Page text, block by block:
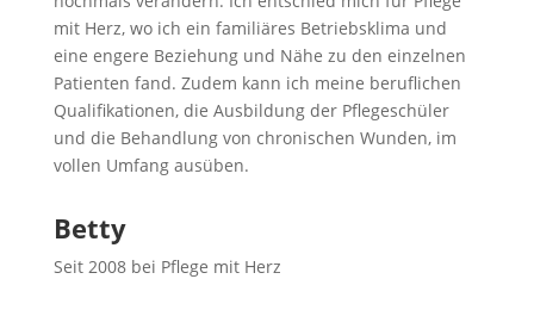
mit Herz, wo ich ein familiäres Betriebsklima und
eine engere Beziehung und Nähe zu den einzelnen
Patienten fand. Zudem kann ich meine beruflichen
Qualifikationen, die Ausbildung der Pflegeschüler
und die Behandlung von chronischen Wunden, im
vollen Umfang ausüben.
Betty
Seit 2008 bei Pflege mit Herz